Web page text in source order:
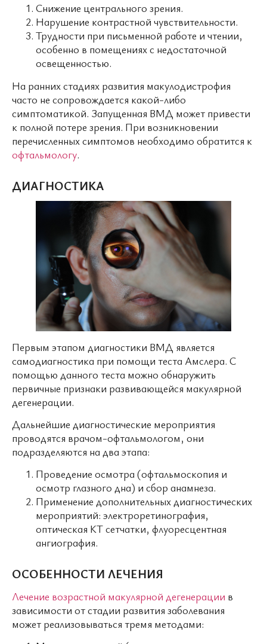
Снижение центрального зрения.
Нарушение контрастной чувствительности.
Трудности при письменной работе и чтении,
особенно в помещениях с недостаточной
освещенностью.
На ранних стадиях развития макулодистрофия
часто не сопровождается какой-либо
симптоматикой. Запущенная ВМД может привести
к полной потере зрения. При возникновении
перечисленных симптомов необходимо обратится к
офтальмологу.
ДИАГНОСТИКА
Первым этапом диагностики ВМД является
самодиагностика при помощи теста Амслера. С
помощью данного теста можно обнаружить
первичные признаки развивающейся макулярной
дегенерации.
Дальнейшие диагностические мероприятия
проводятся врачом-офтальмологом, они
подразделяются на два этапа:
Проведение осмотра (офтальмоскопия и
осмотр глазного дна) и сбор анамнеза.
Применение дополнительных диагностических
мероприятий: электроретинография,
оптическая КТ сетчатки, флуоресцентная
ангиография.
ОСОБЕННОСТИ ЛЕЧЕНИЯ
Лечение возрастной макулярной дегенерации в
зависимости от стадии развития заболевания
может реализовываться тремя методами: